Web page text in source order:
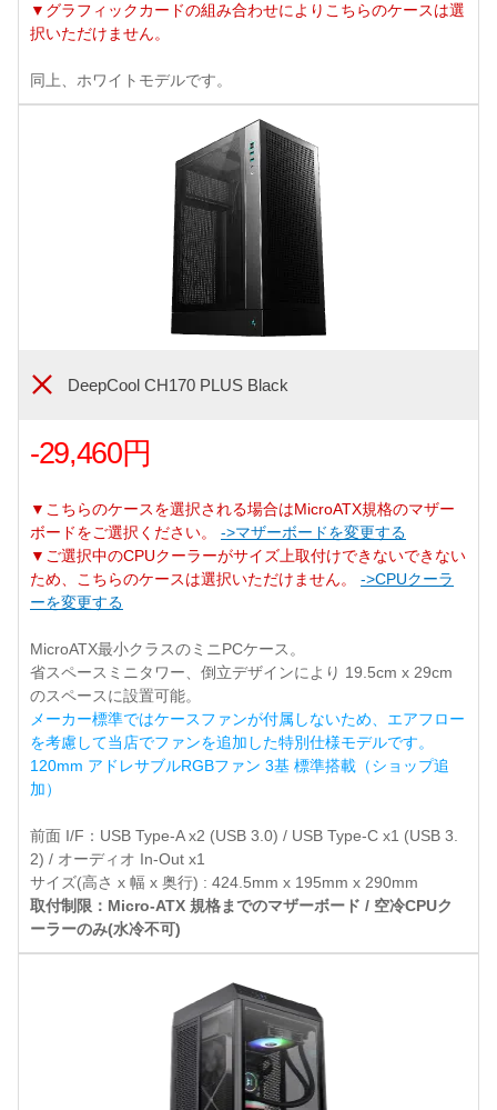
▼グラフィックカードの組み合わせによりこちらのケースは選
択いただけません。
同上、ホワイトモデルです。
DeepCool CH170 PLUS Black
-29,460円
▼こちらのケースを選択される場合はMicroATX規格のマザー
ボードをご選択ください。 ->マザーボードを変更する
▼ご選択中のCPUクーラーがサイズ上取付けできないできない
ため、こちらのケースは選択いただけません。 ->CPUクーラ
ーを変更する
MicroATX最小クラスのミニPCケース。
省スペースミニタワー、倒立デザインにより 19.5cm x 29cm
のスペースに設置可能。
メーカー標準ではケースファンが付属しないため、エアフロー
を考慮して当店でファンを追加した特別仕様モデルです。
120mm アドレサブルRGBファン 3基 標準搭載（ショップ追
加）
前面 I/F：USB Type-A x2 (USB 3.0) / USB Type-C x1 (USB 3.
2) / オーディオ In-Out x1
サイズ(高さ x 幅 x 奥行) : 424.5mm x 195mm x 290mm
取付制限：Micro-ATX 規格までのマザーボード / 空冷CPUク
ーラーのみ(水冷不可)